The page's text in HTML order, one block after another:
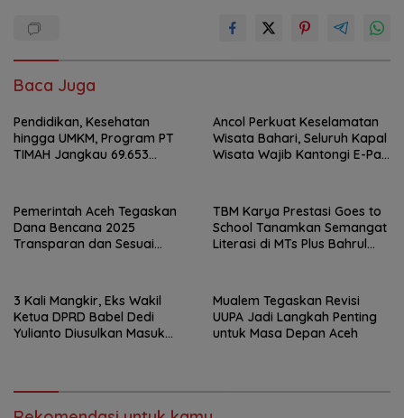
Baca Juga
Pendidikan, Kesehatan
hingga UMKM, Program PT
TIMAH Jangkau 69.653
Ancol Perkuat Keselamatan
Wisata Bahari, Seluruh Kapal
Wisata Wajib Kantongi E-Pas
Pemerintah Aceh Tegaskan
Dana Bencana 2025
Transparan dan Sesuai
TBM Karya Prestasi Goes to
School Tanamkan Semangat
Literasi di MTs Plus Bahrul
3 Kali Mangkir, Eks Wakil
Ketua DPRD Babel Dedi
Yulianto Diusulkan Masuk
Mualem Tegaskan Revisi
UUPA Jadi Langkah Penting
untuk Masa Depan Aceh